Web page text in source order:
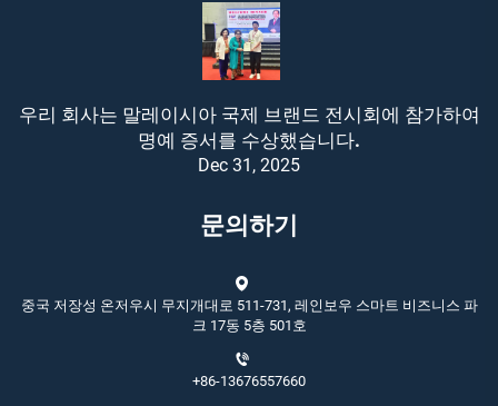
우리 회사는 말레이시아 국제 브랜드 전시회에 참가하여
명예 증서를 수상했습니다.
Dec 31, 2025
문의하기
중국 저장성 온저우시 무지개대로 511-731, 레인보우 스마트 비즈니스 파
크 17동 5층 501호
+86-13676557660